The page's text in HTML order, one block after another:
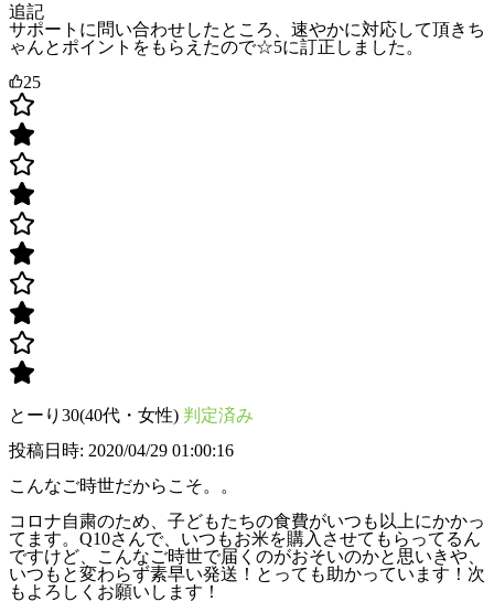
追記
サポートに問い合わせしたところ、速やかに対応して頂きち
ゃんとポイントをもらえたので☆5に訂正しました。
25
とーり30(40代・女性) 判定済み
投稿日時: 2020/04/29 01:00:16
こんなご時世だからこそ。。
コロナ自粛のため、子どもたちの食費がいつも以上にかかっ
てます。Q10さんで、いつもお米を購入させてもらってるん
ですけど、こんなご時世で届くのがおそいのかと思いきや、
いつもと変わらず素早い発送！とっても助かっています！次
もよろしくお願いします！